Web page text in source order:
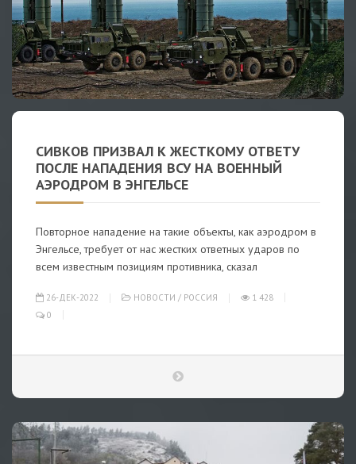
СИВКОВ ПРИЗВАЛ К ЖЕСТКОМУ ОТВЕТУ
ПОСЛЕ НАПАДЕНИЯ ВСУ НА ВОЕННЫЙ
АЭРОДРОМ В ЭНГЕЛЬСЕ
Повторное нападение на такие объекты, как аэродром в
Энгельсе, требует от нас жестких ответных ударов по
всем известным позициям противника, сказал
26-ДЕК-2022 НОВОСТИ / РОССИЯ
1 428
0